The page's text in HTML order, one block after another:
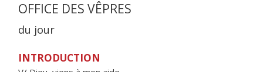
OFFICE DES VÊPRES
du jour
INTRODUCTION